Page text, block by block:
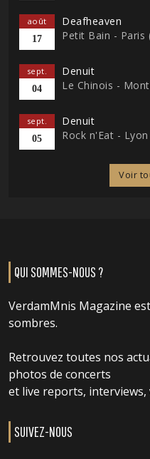
août
17
Deafheaven
Petit Bain - Paris
sept.
04
Denuit
Le Chinois -
sept.
05
Denuit
Rock n'Eat -
Voir
QUI SOMMES-NOUS ?
VerdamMnis Magazine
sombres.
Retrouvez toutes nos
photos de concerts
et live reports, interviews,
SUIVEZ-NOUS